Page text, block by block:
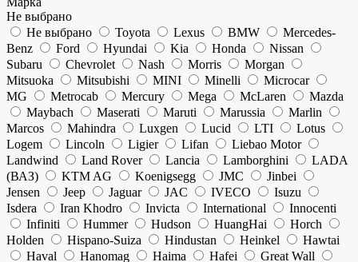
Не выбрано
Не выбрано
Toyota Lexus BMW
Mercedes-
Benz
Ford Hyundai Kia Honda
Nissan
Subaru
Chevrolet Nash Morris
Morgan
Mitsuoka
Mitsubishi MINI Minelli
Microcar
MG
Metrocab Mercury Mega McLaren
Mazda
Maybach
Maserati Maruti Marussia
Marlin
Marcos
Mahindra Luxgen Lucid LTI
Lotus
Logem
Lincoln Ligier Lifan
Liebao Motor
Landwind
Land Rover Lancia Lamborghini
LADA
(ВАЗ)
KTM AG Koenigsegg JMC
Jinbei
Jensen
Jeep Jaguar JAC IVECO
Isuzu
Isdera
Iran Khodro Invicta International
Innocenti
Infiniti
Hummer Hudson HuangHai
Horch
Holden
Hispano-Suiza Hindustan Heinkel
Hawtai
Haval
Hanomag Haima Hafei
Great Wall